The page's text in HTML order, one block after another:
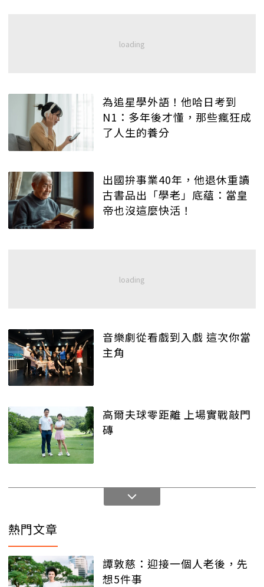
為追星學外語！他哈日考到
N1：多年後才懂，那些瘋狂成
了人生的養分
出國拚事業40年，他退休重讀
古書品出「學老」底蘊：當皇
帝也沒這麼快活！
音樂劇從看戲到入戲 這次你當
主角
高爾夫球零距離 上場實戰敲門
磚
熱門文章
譚敦慈：迎接一個人老後，先
想5件事